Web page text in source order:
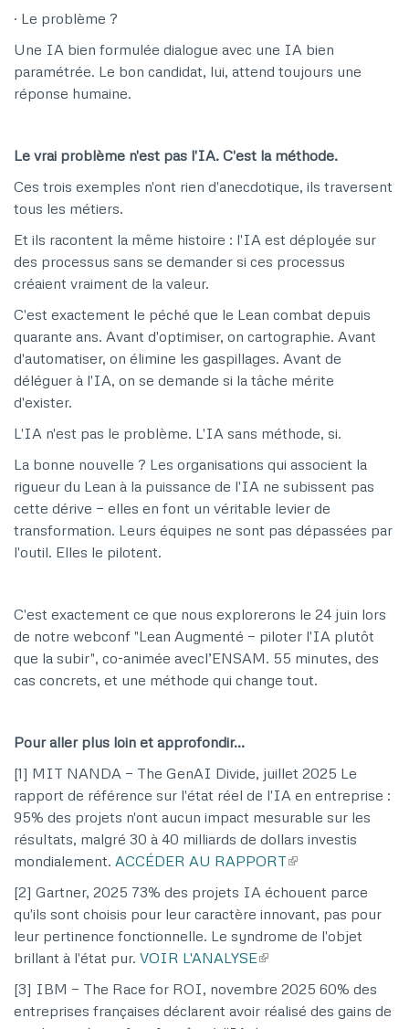
· Le problème ?
Une IA bien formulée dialogue avec une IA bien
paramétrée. Le bon candidat, lui, attend toujours une
réponse humaine.
Le vrai problème n'est pas l'IA. C'est la méthode.
Ces trois exemples n'ont rien d'anecdotique, ils traversent
tous les métiers.
Et ils racontent la même histoire : l'IA est déployée sur
des processus sans se demander si ces processus
créaient vraiment de la valeur.
C'est exactement le péché que le Lean combat depuis
quarante ans. Avant d'optimiser, on cartographie. Avant
d'automatiser, on élimine les gaspillages. Avant de
déléguer à l'IA, on se demande si la tâche mérite
d'exister.
L'IA n'est pas le problème. L'IA sans méthode, si.
La bonne nouvelle ? Les organisations qui associent la
rigueur du Lean à la puissance de l'IA ne subissent pas
cette dérive — elles en font un véritable levier de
transformation. Leurs équipes ne sont pas dépassées par
l'outil. Elles le pilotent.
C'est exactement ce que nous explorerons le 24 juin lors
de notre webconf "Lean Augmenté — piloter l'IA plutôt
que la subir", co-animée avecl’ENSAM. 55 minutes, des
cas concrets, et une méthode qui change tout.
Pour aller plus loin et approfondir…
[1] MIT NANDA — The GenAI Divide, juillet 2025 Le
rapport de référence sur l'état réel de l'IA en entreprise :
95% des projets n'ont aucun impact mesurable sur les
résultats, malgré 30 à 40 milliards de dollars investis
mondialement. ACCÉDER AU RAPPORT
[2] Gartner, 2025 73% des projets IA échouent parce
qu'ils sont choisis pour leur caractère innovant, pas pour
leur pertinence fonctionnelle. Le syndrome de l'objet
brillant à l'état pur. VOIR L'ANALYSE
[3] IBM — The Race for ROI, novembre 2025 60% des
entreprises françaises déclarent avoir réalisé des gains de